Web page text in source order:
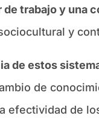
trabajo y una
y
de estos
de
efectividad de